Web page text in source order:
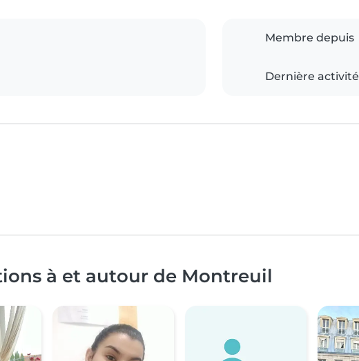
Membre depuis
Dernière activité
à et autour de Montreuil